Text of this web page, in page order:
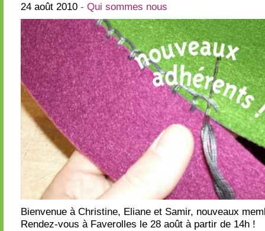
24 août 2010 - Qui sommes nous
Bienvenue à Christine, Eliane et Samir, nouveaux
Rendez-vous à Faverolles le 28 août à partir de 14h !